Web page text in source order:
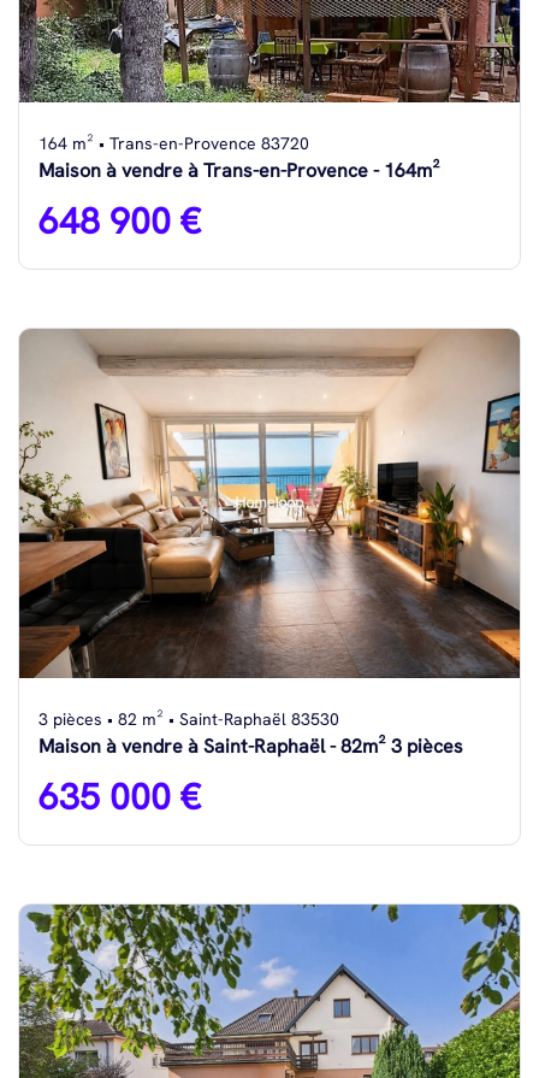
164 m² • Trans-en-Provence 83720
Maison à vendre à Trans-en-Provence - 164m²
648 900 €
3 pièces • 82 m² • Saint-Raphaël 83530
Maison à vendre à Saint-Raphaël - 82m² 3 pièces
635 000 €